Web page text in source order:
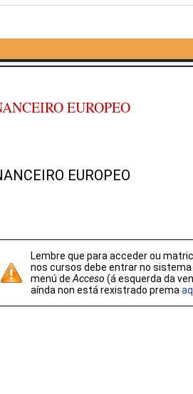
EUROPEO
EUROPEO
Lembre que para acceder ou
nos cursos debe entrar no sistema
menú de Acceso (á esquerda da
aínda non está rexistrado prema